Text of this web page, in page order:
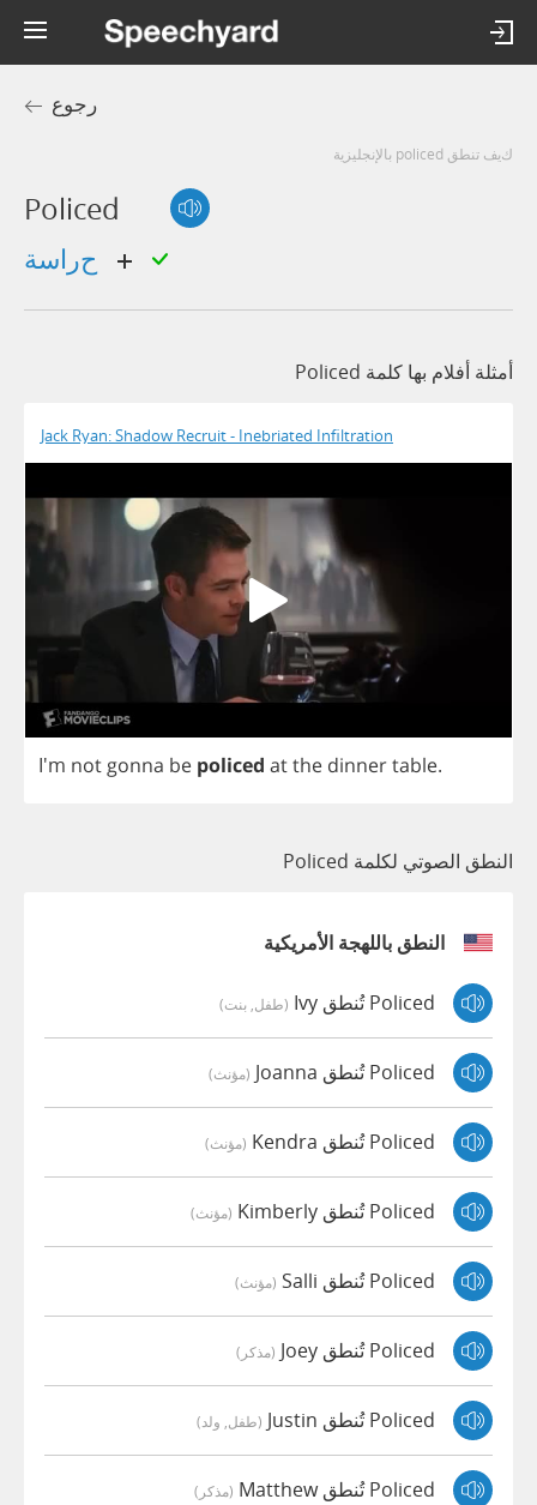
رجوع
كيف تنطق policed بالإنجليزية
Policed
أمثلة أفلام بها كلمة Policed
Jack Ryan: Shadow Recruit - Inebriated Infiltration
I'm not gonna be policed atthe dinnertable.
النطق الصوتي لكلمة Policed
النطق باللهجة الأمريكية
Policed تُنطق Ivy (طفل, بنت)
Policed تُنطق Joanna (مؤنث)
Policed تُنطق Kendra (مؤنث)
Policed تُنطق Kimberly (مؤنث)
Policed تُنطق Salli (مؤنث)
Policed تُنطق Joey (مذكر)
Policed تُنطق Justin (طفل, ولد)
Policed تُنطق Matthew (مذكر)